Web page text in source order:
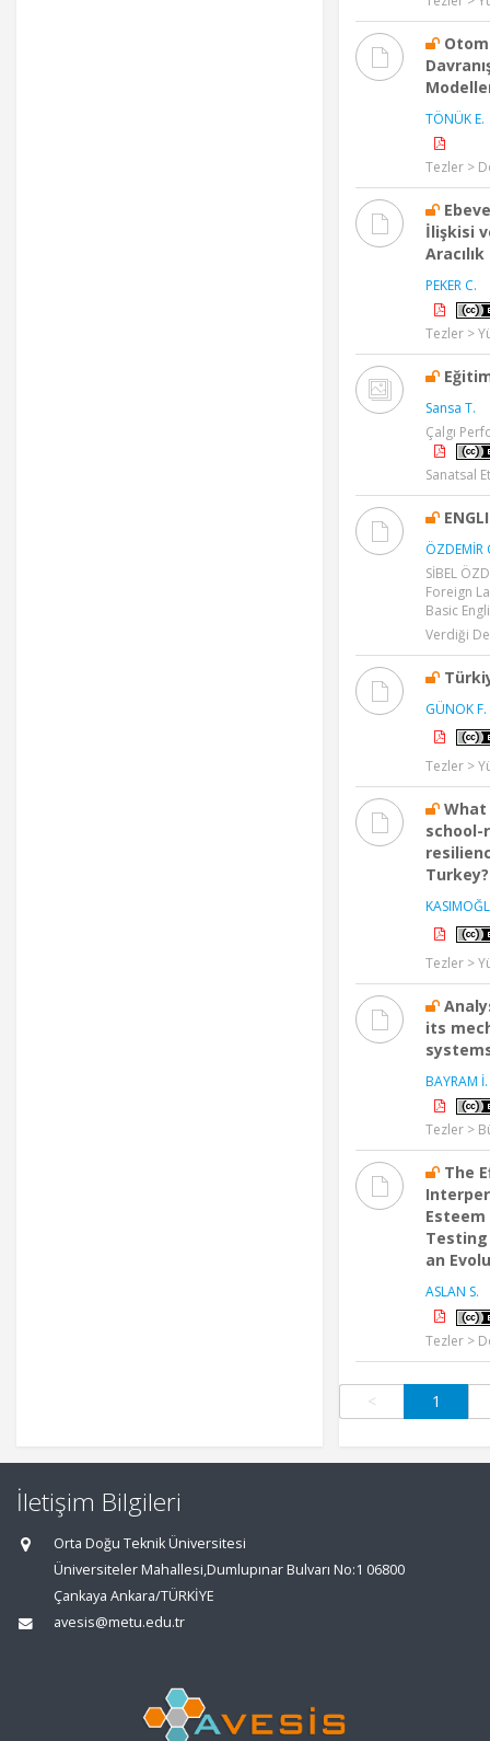
TÖNÜK E.
Tezler >
İlişkisi
PEKER C.
Tezler >
Sansa T.
Çalgı
Sanatsal
ÖZDEMİR
SİBEL
Foreign
Basic
Verdiği
GÜNOK F.
Tezler >
Turkey?
Tezler >
its
BAYRAM İ.
Tezler >
The
an
ASLAN S.
Tezler >
< 1
İletişim Bilgileri
Orta Doğu Teknik Üniversitesi
Üniversiteler Mahallesi,Dumlupınar Bulvarı No:1 06800
Çankaya Ankara/TÜRKİYE
avesis@metu.edu.tr